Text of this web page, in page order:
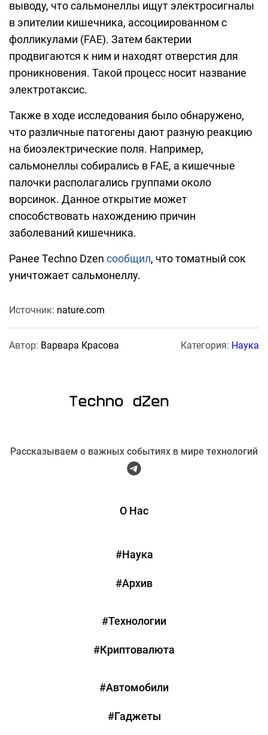
выводу, что сальмонеллы ищут электросигналы
в эпителии кишечника, ассоциированном с
фолликулами (FAE). Затем бактерии
продвигаются к ним и находят отверстия для
проникновения. Такой процесс носит название
электротаксис.
Также в ходе исследования было обнаружено,
что различные патогены дают разную реакцию
на биоэлектрические поля. Например,
сальмонеллы собирались в FAE, а кишечные
палочки располагались группами около
ворсинок. Данное открытие может
способствовать нахождению причин
заболеваний кишечника.
Ранее Techno Dzen сообщил, что томатный сок
уничтожает сальмонеллу.
Источник: nature.com
Автор: Варвара Красова Категория: Наука
Рассказываем о важных событиях в мире технологий
О Нас
#Наука
#Архив
#Технологии
#Криптовалюта
#Автомобили
#Гаджеты